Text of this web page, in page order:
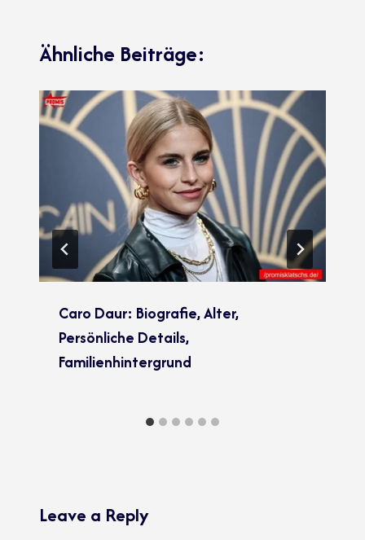
Ähnliche Beiträge:
Caro Daur: Biografie, Alter,
Persönliche Details,
Familienhintergrund
Leave a Reply